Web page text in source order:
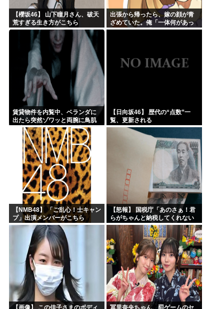
【櫻坂46】 山下瞳月さん、破天
荒すぎる生き方がこちら
出張から帰ったら、嫁の顔が青
ざめていた。俺「一体何があっ
たんだ？」嫁「…」→子供たち
賃貸物件を内覧中、ベランダに
出たら突然ゾワッと両腕に鳥肌
が出た。「やっぱりこの部屋嫌
だ」と思った瞬間、体が前にド
ンッと突き飛ばされて…
【日向坂46】 歴代の“点数”一
覧、更新される
【NMB48】 「ご乱心！士キャン
プ」出演メンバーがこちら
【怒報】 国税庁「あのさぁ！君
らがちゃんと納税してくれない
とこうなっちゃうけどどうす
る？！」←これw w w w w w w w
【画像】 この佳子さまのボディ 冨里奈央ちゃん、罰ゲームのセ